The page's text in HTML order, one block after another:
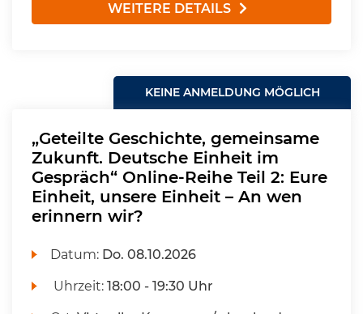
WEITERE DETAILS
KEINE ANMELDUNG MÖGLICH
„Geteilte Geschichte, gemeinsame
Zukunft. Deutsche Einheit im
Gespräch“ Online-Reihe Teil 2: Eure
Einheit, unsere Einheit – An wen
erinnern wir?
Datum: Do. 08.10.2026
Uhrzeit:18:00 - 19:30 Uhr